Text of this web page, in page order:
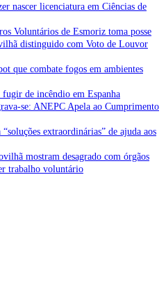
nascer licenciatura em Ciências de
Voluntários de Esmoriz toma posse
distinguido com Voto de Louvor
que combate fogos em ambientes
de incêndio em Espanha
se: ANEPC Apela ao Cumprimento
extraordinárias” de ajuda aos
mostram desagrado com órgãos
trabalho voluntário